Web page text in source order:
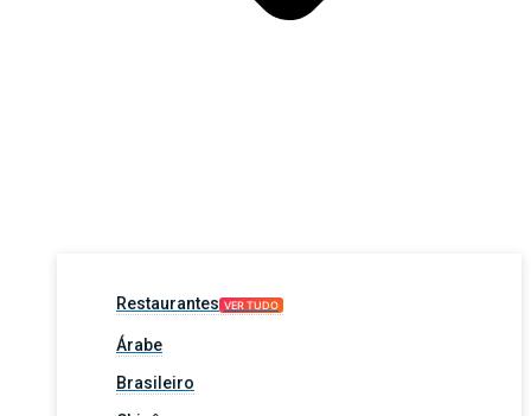
Restaurantes VER TUDO
Árabe
Brasileiro